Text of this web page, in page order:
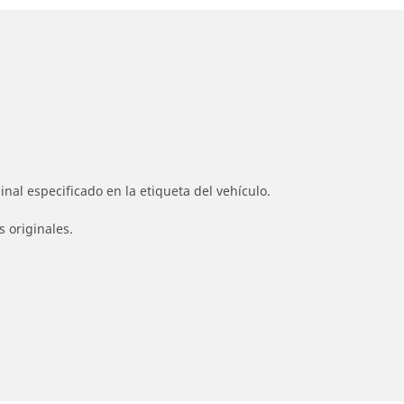
especificado en la etiqueta del vehículo.
originales.